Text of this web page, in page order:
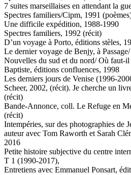
7 suites marseillaises en attendant la
Spectres familiers/Cipm, 1991
Une difficile expédition, 1988-1990
Spectres familiers, 1992 (récit)
D’un voyage à Porto, éditions stèles,
Le dernier voyage de Benjy, à
Nouvelles du sud et du nord/ Où faut-il
Baptiste, éditions confluences, 1998
Les derniers jours de Venise (1996-
Scheer, 2002, (récit). Je cherche un
(récit)
Bande-Annonce, coll. Le Refuge en
(récit)
Intempéries, sur des photographies de
auteur avec Tom Raworth et Sarah
2016
Petite histoire subjective du centre
T 1 (1990-2017),
Entretiens avec Emmanuel Ponsart,